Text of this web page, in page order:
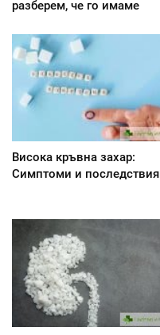
разберем, че го имаме
Висока кръвна захар:
Симптоми и последствия